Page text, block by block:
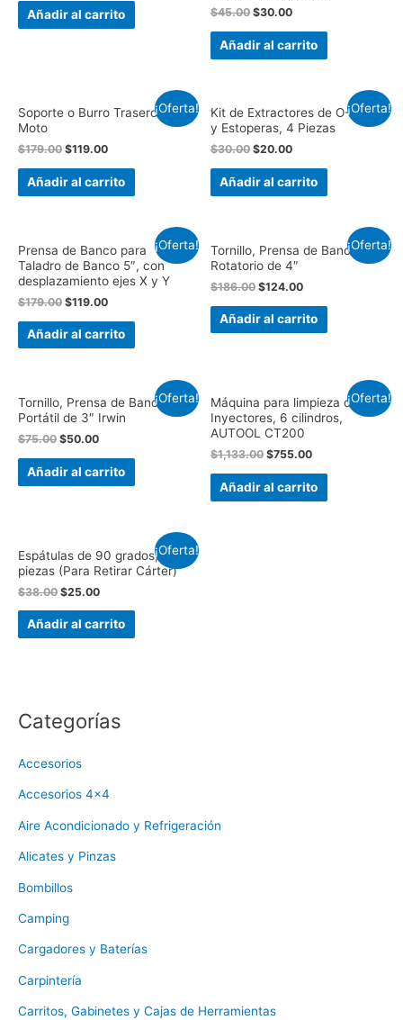
Categorías
Accesorios
Accesorios 4x4
Aire Acondicionado y Refrigeración
Alicates y Pinzas
Bombillos
Camping
Cargadores y Baterías
Carpintería
Carritos, Gabinetes y Cajas de Herramientas
Añadir al carrito $45.00 $30.00
Añadir al carrito
¡Oferta!
Soporte o Burro Trasero para
Moto
$179.00 $119.00
Añadir al carrito
¡Oferta!
Kit de Extractores de O-Ring
y Estoperas, 4 Piezas
$30.00 $20.00
Añadir al carrito
¡Oferta!
Prensa de Banco para
Taladro de Banco 5″, con
desplazamiento ejes X y Y
$179.00 $119.00
Añadir al carrito
¡Oferta!
Tornillo, Prensa de Banco
Rotatorio de 4″
$186.00 $124.00
Añadir al carrito
¡Oferta!
Tornillo, Prensa de Banco
Portátil de 3″ Irwin
$75.00 $50.00
Añadir al carrito
¡Oferta!
Máquina para limpieza de
Inyectores, 6 cilindros,
AUTOOL CT200
$1,133.00 $755.00
Añadir al carrito
¡Oferta!
Espátulas de 90 grados, 2
piezas (Para Retirar Cárter)
$38.00 $25.00
Añadir al carrito